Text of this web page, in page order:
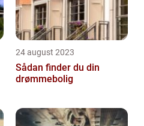
24 august 2023
Sådan finder du din
drømmebolig